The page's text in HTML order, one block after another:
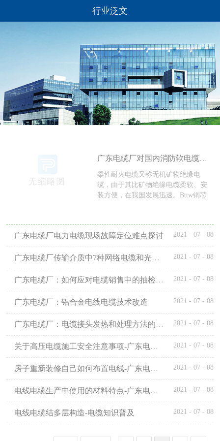
行业泛文
广东电缆厂对国内消防软电缆发展迅速
柔性耐火电缆又称无机矿物绝缘电
缆，由于其比矿物绝缘电缆柔软、安
装方便，在我国发展迅速。Bttw铜芯
机矿物绝缘耐火软电缆，额定电压
750V。Yttwg额定电压500V铜芯光滑
铜护套无机矿物绝缘柔性防火电缆。
Yttwv铜芯轧制铜护套聚氯乙烯护
广东电缆厂电力电缆现场故障定位难点探讨 2021 - 07 - 08
广东电缆厂传输介质中7种网络电缆和光缆优缺点比较 2021 - 07 - 08
广东电缆厂：如何应对电缆销售中的抽检？不要让订单在抽查中夭折 2021 - 07 - 08
广东电缆厂：铝合金电线电缆技术改造 2021 - 07 - 08
广东电缆厂：电缆接头发热和处理方法的原因 2021 - 07 - 08
关于高压电缆施工安全注意事项-广东电缆厂家线路知识普及 2021 - 07 - 08
房子重新装修自己如何布置电线-广东电缆家装知识普及 2021 - 07 - 08
电线电缆生产中使用的材料特点-广东电缆知识普及 2021 - 07 - 08
电线电缆结多层构造-电缆知识普及 2021 - 07 - 08